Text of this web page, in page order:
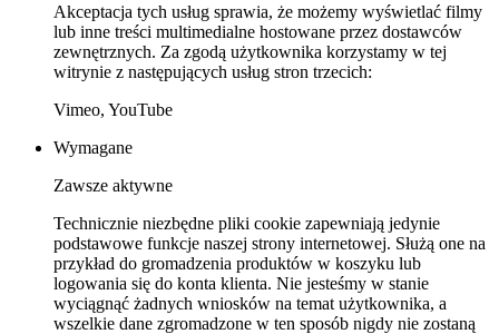
Akceptacja tych usług sprawia, że możemy wyświetlać filmy
lub inne treści multimedialne hostowane przez dostawców
zewnętrznych. Za zgodą użytkownika korzystamy w tej
witrynie z następujących usług stron trzecich:
Vimeo, YouTube
Wymagane
Zawsze aktywne
Technicznie niezbędne pliki cookie zapewniają jedynie
podstawowe funkcje naszej strony internetowej. Służą one na
przykład do gromadzenia produktów w koszyku lub
logowania się do konta klienta. Nie jesteśmy w stanie
wyciągnąć żadnych wniosków na temat użytkownika, a
wszelkie dane zgromadzone w ten sposób nigdy nie zostaną